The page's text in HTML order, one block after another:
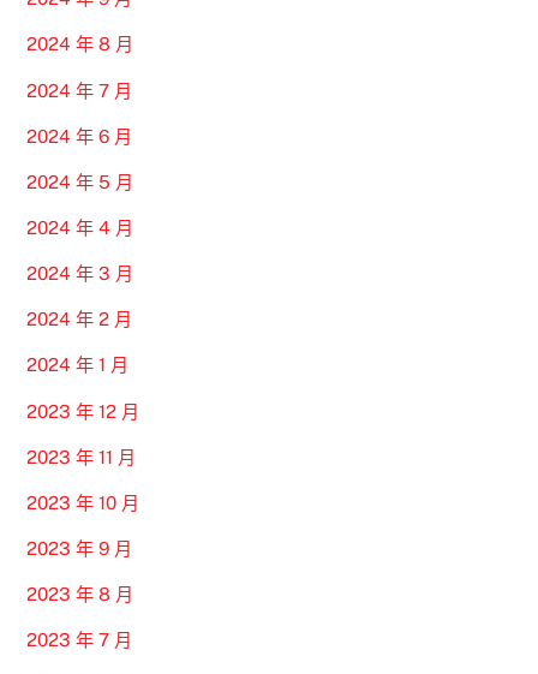
2024 年 8 月
2024 年 7 月
2024 年 6 月
2024 年 5 月
2024 年 4 月
2024 年 3 月
2024 年 2 月
2024 年 1 月
2023 年 12 月
2023 年 11 月
2023 年 10 月
2023 年 9 月
2023 年 8 月
2023 年 7 月